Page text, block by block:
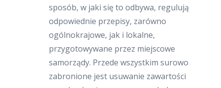
sposób, w jaki się to odbywa, regulują
odpowiednie przepisy, zarówno
ogólnokrajowe, jak i lokalne,
przygotowywane przez miejscowe
samorządy. Przede wszystkim surowo
zabronione jest usuwanie zawartości